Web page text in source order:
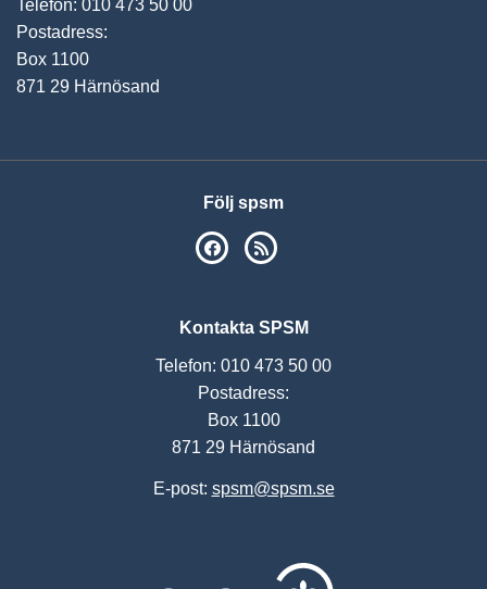
Telefon: 010 473 50 00
Postadress:
Box 1100
871 29 Härnösand
Följ spsm
SPSM på Facebook
Kontakta SPSM
Telefon: 010 473 50 00
Postadress:
Box 1100
871 29 Härnösand
E-post: spsm@spsm.se